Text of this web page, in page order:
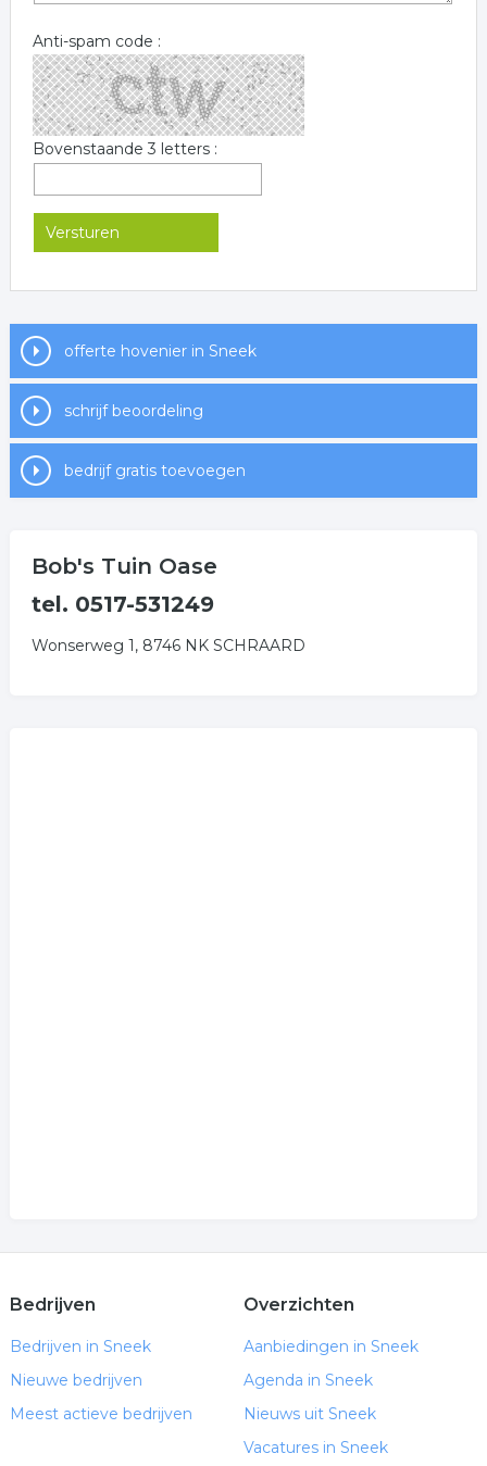
Anti-spam code :
Bovenstaande 3 letters :
offerte hovenier in Sneek
schrijf beoordeling
bedrijf gratis toevoegen
Bob's Tuin Oase
tel. 0517-531249
Wonserweg 1, 8746 NK SCHRAARD
Bedrijven
Bedrijven in Sneek
Nieuwe bedrijven
Meest actieve bedrijven
Overzichten
Aanbiedingen in Sneek
Agenda in Sneek
Nieuws uit Sneek
Vacatures in Sneek